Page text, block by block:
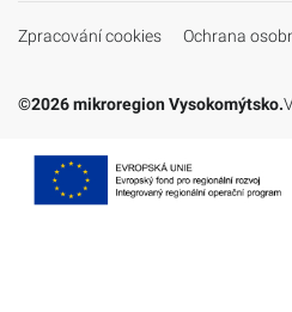
Zpracování cookies Ochrana
©2026 mikroregion Vysokomýtsko.